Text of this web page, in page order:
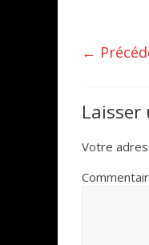
←
Votre